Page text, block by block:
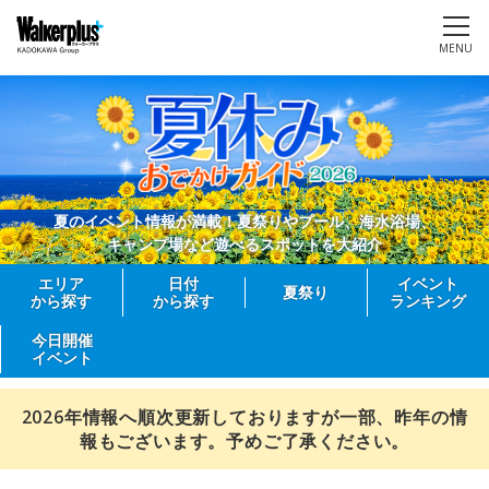
MENU
夏のイベント情報が満載！夏祭りやプール、海水浴場、
キャンプ場など遊べるスポットを大紹介
エリア
から探す
日付
から探す
夏祭り
イベント
ランキング
今日開催
イベント
2026年情報へ順次更新しておりますが一部、昨年の情
報もございます。予めご了承ください。